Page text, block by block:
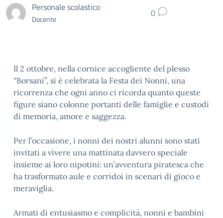
Personale scolastico
Docente 0
Il 2 ottobre, nella cornice accogliente del plesso
“Borsani”, si è celebrata la Festa dei Nonni, una
ricorrenza che ogni anno ci ricorda quanto queste
figure siano colonne portanti delle famiglie e custodi
di memoria, amore e saggezza.
Per l’occasione, i nonni dei nostri alunni sono stati
invitati a vivere una mattinata davvero speciale
insieme ai loro nipotini: un’avventura piratesca che
ha trasformato aule e corridoi in scenari di gioco e
meraviglia.
Armati di entusiasmo e complicità, nonni e bambini